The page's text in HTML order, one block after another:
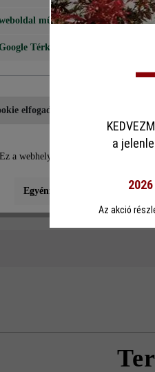
modern hosszúságával
kőrendszernek köszönhető.
működése)
Térkép)
elfogadása
Ez a webhely cookie-kat használ,
Egyéni beállítások Csak
a
Az akció